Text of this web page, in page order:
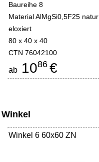
Baureihe 8
Material AlMgSi0,5F25 natur
eloxiert
80 x 40 x 40
CTN 76042100
ab 1086 €
Winkel
Winkel 6 60x60 ZN